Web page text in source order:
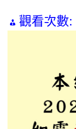
觀看次數: